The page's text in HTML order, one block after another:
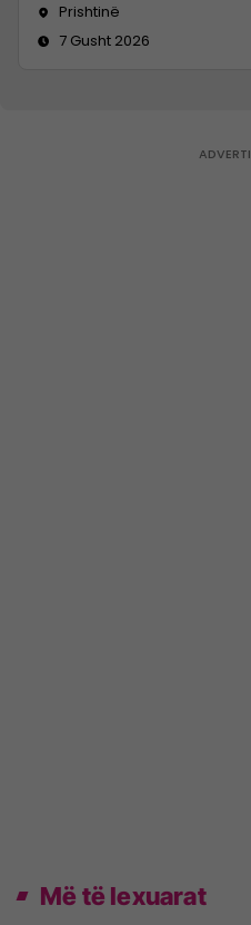
Prishtinë
7 Gusht 2026
Më të lexuarat